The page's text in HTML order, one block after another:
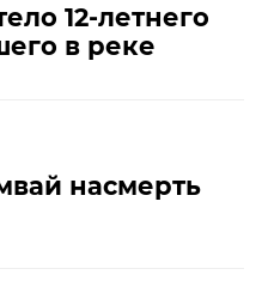
12-летнего
в реке
насмерть